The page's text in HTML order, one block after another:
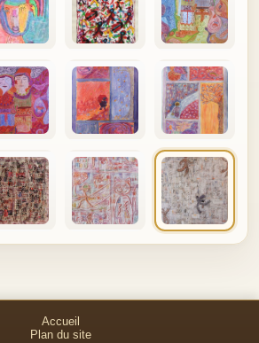
Accueil
Plan du site